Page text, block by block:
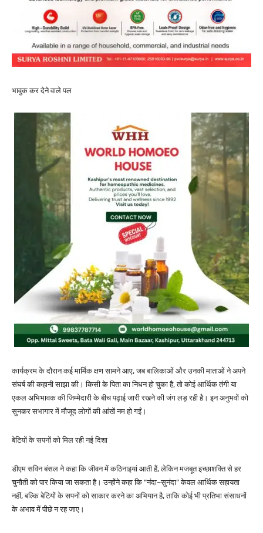
भावुक कर देने वाले पल
कार्यक्रम के दौरान कई मार्मिक क्षण सामने आए, जब बालिकाओं और उनकी माताओं ने अपने
संघर्ष की कहानी साझा की। किसी के पिता का निधन हो चुका है, तो कोई आर्थिक तंगी या
एकल अभिभावक की जिम्मेदारी के बीच पढ़ाई जारी रखने की जंग लड़ रही है। इन अनुभवों को
सुनकर सभागार में मौजूद लोगों की आंखें नम हो गईं।
बेटियों के सपनों को मिल रही नई दिशा
डीएम सविन बंसल ने कहा कि जीवन में कठिनाइयां आती हैं, लेकिन मजबूत इच्छाशक्ति से हर
चुनौती को पार किया जा सकता है। उन्होंने कहा कि “नंदा–सुनंदा” केवल आर्थिक सहायता
नहीं, बल्कि बेटियों के सपनों को साकार करने का अभियान है, ताकि कोई भी प्रतिभा संसाधनों
के अभाव में पीछे न रह जाए।